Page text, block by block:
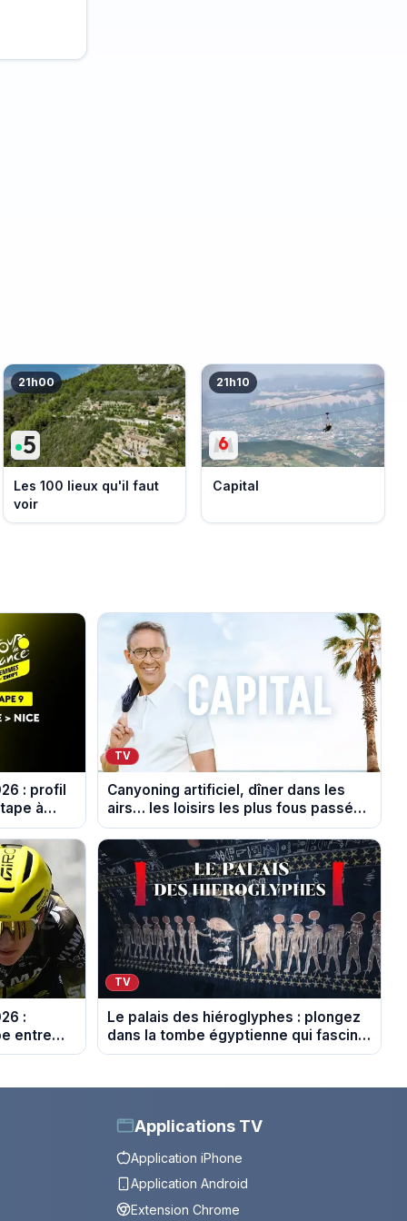
21h00
Les 100 lieux qu'il faut
voir
21h10
Capital
: profil
à
TV
Canyoning artificiel, dîner dans les
airs… les loisirs les plus fous passés
au crible dans Capital
:
entre
TV
Le palais des hiéroglyphes : plongez
dans la tombe égyptienne qui fascine
les archéologues
Applications TV
Application iPhone
Application Android
Extension Chrome